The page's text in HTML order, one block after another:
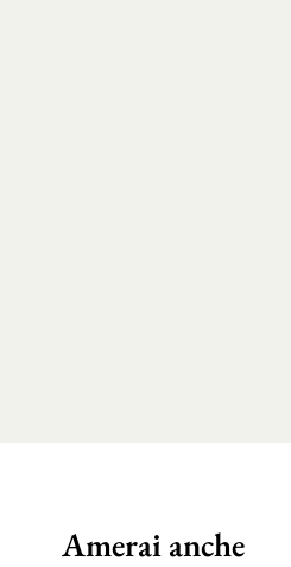
Amerai anche